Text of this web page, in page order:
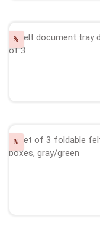
% Rabatt
% Rabatt